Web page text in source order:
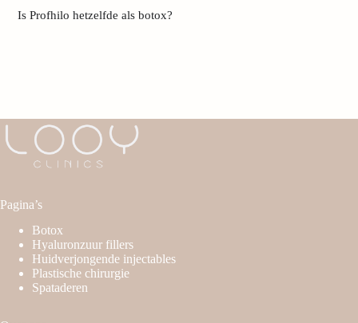
Is Profhilo hetzelfde als botox?
Pagina’s
Botox
Hyaluronzuur fillers
Huidverjongende injectables
Plastische chirurgie
Spataderen